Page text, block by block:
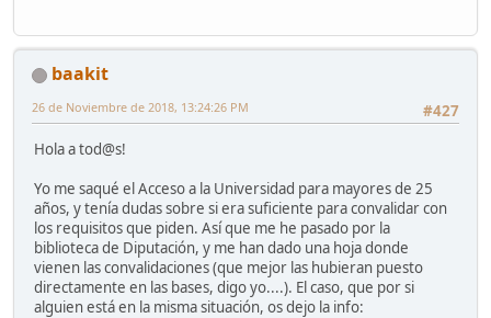
baakit
#427
26 de Noviembre de 2018, 13:24:26 PM
Hola a tod@s!
Yo me saqué el Acceso a la Universidad para mayores de 25
años, y tenía dudas sobre si era suficiente para convalidar con
los requisitos que piden. Así que me he pasado por la
biblioteca de Diputación, y me han dado una hoja donde
vienen las convalidaciones (que mejor las hubieran puesto
directamente en las bases, digo yo....). El caso, que por si
alguien está en la misma situación, os dejo la info: